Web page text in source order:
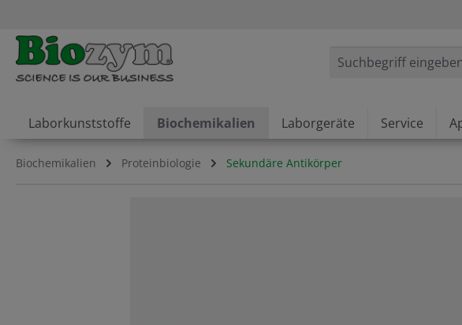
Laborkunststoffe Biochemikalien Laborgeräte Service
Biochemikalien Proteinbiologie Sekundäre Antikörper